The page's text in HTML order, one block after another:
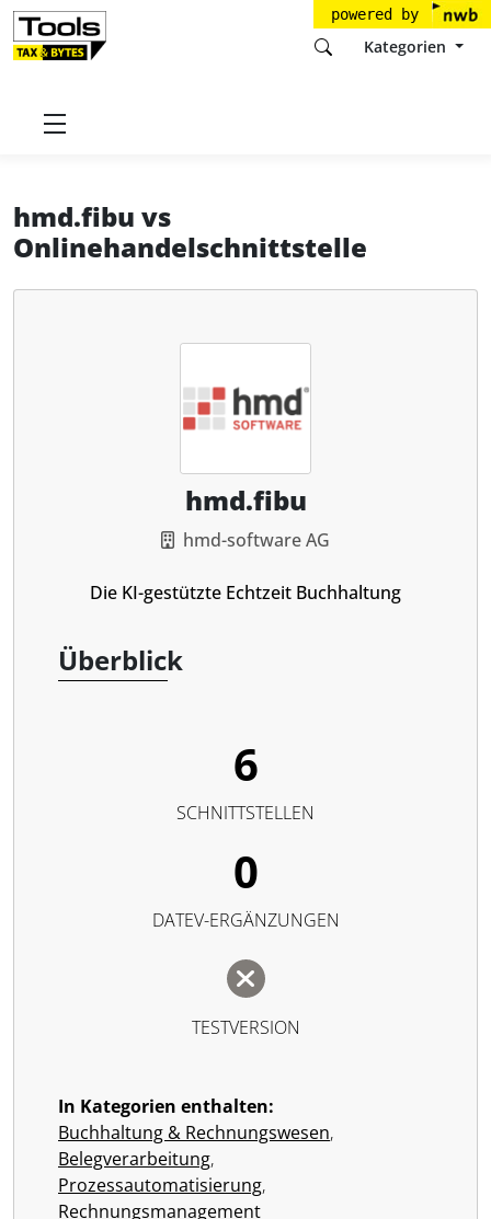
powered by
Kategorien
Startseite
hmd.fibu vs
Onlinehandelschnittstelle
hmd.fibu
hmd-software AG
Die KI-gestützte Echtzeit Buchhaltung
Überblick
6
SCHNITTSTELLEN
0
DATEV-ERGÄNZUNGEN
TESTVERSION
In Kategorien enthalten:
Buchhaltung & Rechnungswesen,
Belegverarbeitung,
Prozessautomatisierung,
Rechnungsmanagement